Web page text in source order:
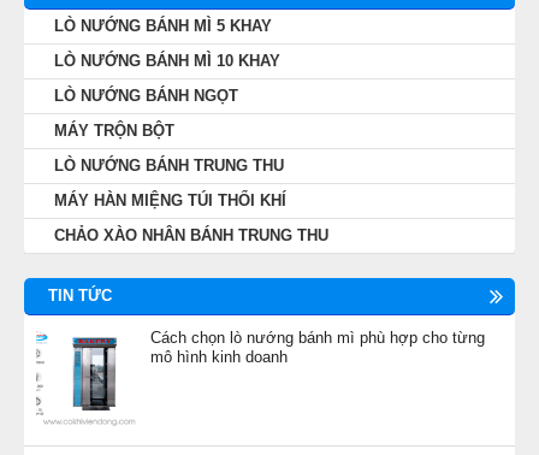
LÒ NƯỚNG BÁNH MÌ 5 KHAY
LÒ NƯỚNG BÁNH MÌ 10 KHAY
LÒ NƯỚNG BÁNH NGỌT
MÁY TRỘN BỘT
LÒ NƯỚNG BÁNH TRUNG THU
MÁY HÀN MIỆNG TÚI THỔI KHÍ
CHẢO XÀO NHÂN BÁNH TRUNG THU
TIN TỨC
Cách chọn lò nướng bánh mì phù hợp cho từng
mô hình kinh doanh